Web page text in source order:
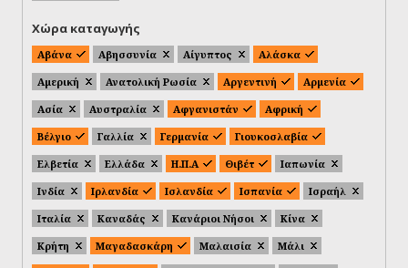
Χώρα καταγωγής
Αβάνα Αβησσυνία Αίγυπτος
Αλάσκα
Αμερική
Ανατολική Ρωσία Αργεντινή
Αρμενία
Ασία
Αυστραλία Αφγανιστάν
Αφρική
Βέλγιο
Γαλλία Γερμανία
Γιουκοσλαβία
Ελβετία
Ελλάδα Η.Π.Α Θιβέτ
Ιαπωνία
Ινδία
Ιρλανδία Ισλανδία Ισπανία
Ισραήλ
Ιταλία
Καναδάς Κανάριοι Νήσοι
Κίνα
Κρήτη
Μαγαδασκάρη Μαλαισία
Μάλι